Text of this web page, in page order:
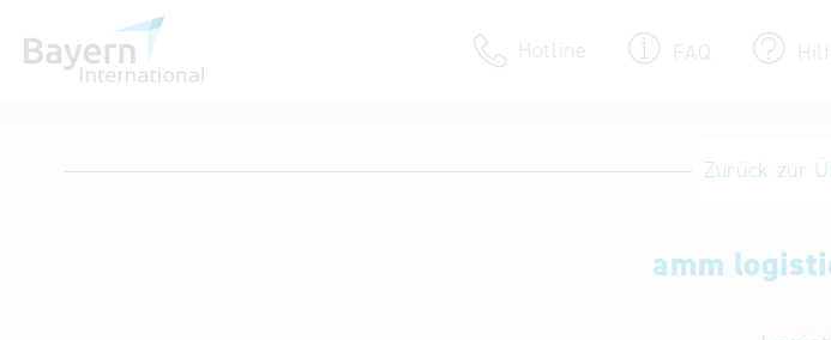
Hotline FAQ
Eintrag ändern / löschen
Aktualisieren Sie Ihren
Internationale
Zurück zur
amm